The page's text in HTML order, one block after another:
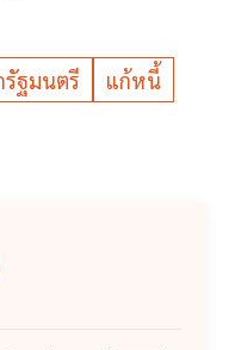
รัฐมนตรี
แก้หนี้